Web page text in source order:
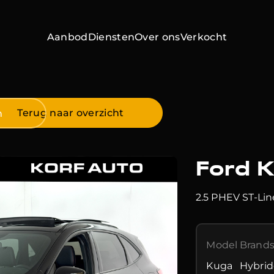
AanbodDienstenOver onsVerkocht
Diensten
Over ons
Contact
Terug naar overzicht
Ford
2.5 PHEV ST-
Model
Kuga